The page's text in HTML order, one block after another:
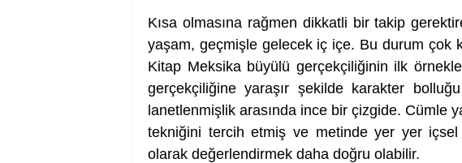
Kısa olmasına rağmen dikkatli bir takip
yaşam, geçmişle gelecek iç içe. Bu durum çok
Kitap Meksika büyülü gerçekçiliğinin ilk
gerçekçiliğine yaraşır şekilde karakter
lanetlenmişlik arasında ince bir çizgide. Cümle
tekniğini tercih etmiş ve metinde yer yer içsel
olarak değerlendirmek daha doğru olabilir.